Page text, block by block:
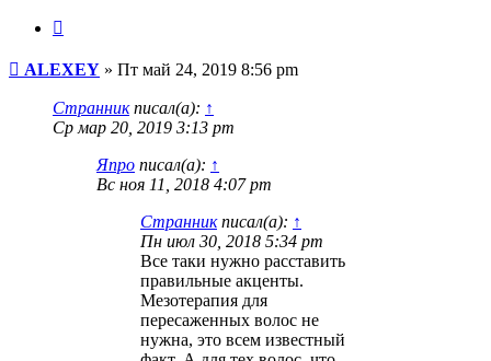
Сообщение
ALEXEY » Пт май 24, 2019 8:56 pm
Странникписал(а): ↑
Ср мар 20, 2019 3:13 pm
Япро писал(а): ↑
Вс ноя 11, 2018 4:07 pm
Странникписал(а): ↑
Пн июл 30, 2018 5:34 pm
Все таки нужно расставить
правильные акценты.
Мезотерапия для
пересаженных волос не
нужна, это всем известный